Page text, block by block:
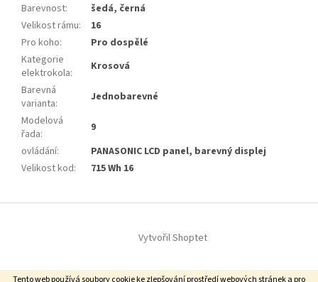
Barevnost:
šedá, černá
Velikost rámu:
16
Pro koho:
Pro dospělé
Kategorie
elektrokola:
Krosová
Barevná
varianta:
Jednobarevné
Modelová
řada:
9
ovládání:
PANASONIC LCD panel, barevný displej
Velikost kod: 715 Wh 16
t
Vytvořil Shoptet